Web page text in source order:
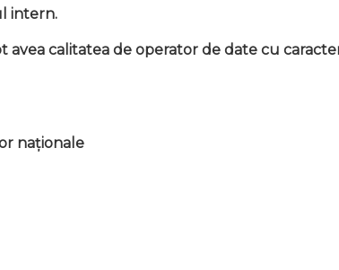
intern.
calitatea de operator de date cu
naționale